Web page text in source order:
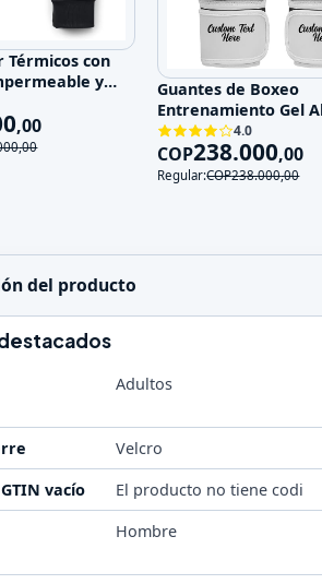
Térmicos con
y
,00
,00
Guantes de Boxeo
Entrenamiento Gel
de Impactos
4.0
COP238.000,00
Regular:COP238.000,00
del producto
Adultos
Velcro
vacío
El producto no tiene codi
Hombre